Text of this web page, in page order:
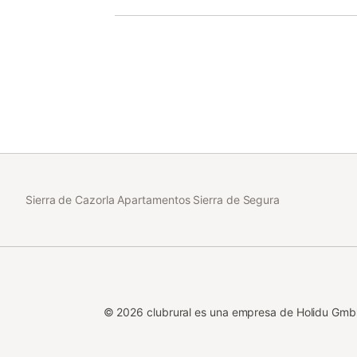
Sierra de Cazorla Apartamentos Sierra de Segura
© 2026 clubrural es una empresa de Holidu